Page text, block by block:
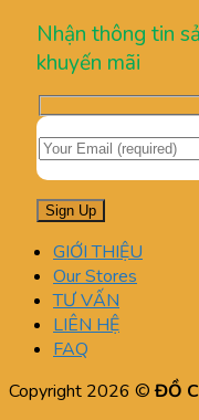
Nhận thông tin
khuyến mãi
GIỚI THIỆU
Our Stores
TƯ VẤN
LIÊN HỆ
FAQ
Copyright 2026 ©ĐỒ